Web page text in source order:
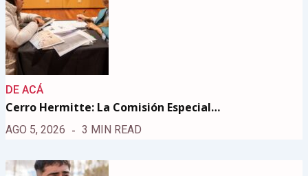
DE ACÁ
Cerro Hermitte: La Comisión Especial…
AGO 5, 2026 3 MIN READ